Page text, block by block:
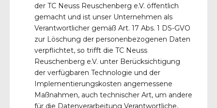
der TC Neuss Reuschenberg e.V. öffentlich
gemacht und ist unser Unternehmen als
Verantwortlicher gemäß Art. 17 Abs. 1 DS-GVO
zur Löschung der personenbezogenen Daten
verpflichtet, so trifft die TC Neuss
Reuschenberg e.V. unter Berücksichtigung
der verfügbaren Technologie und der
Implementierungskosten angemessene
Maßnahmen, auch technischer Art, um andere
für die Datenverarbeitung Verantwortliche,